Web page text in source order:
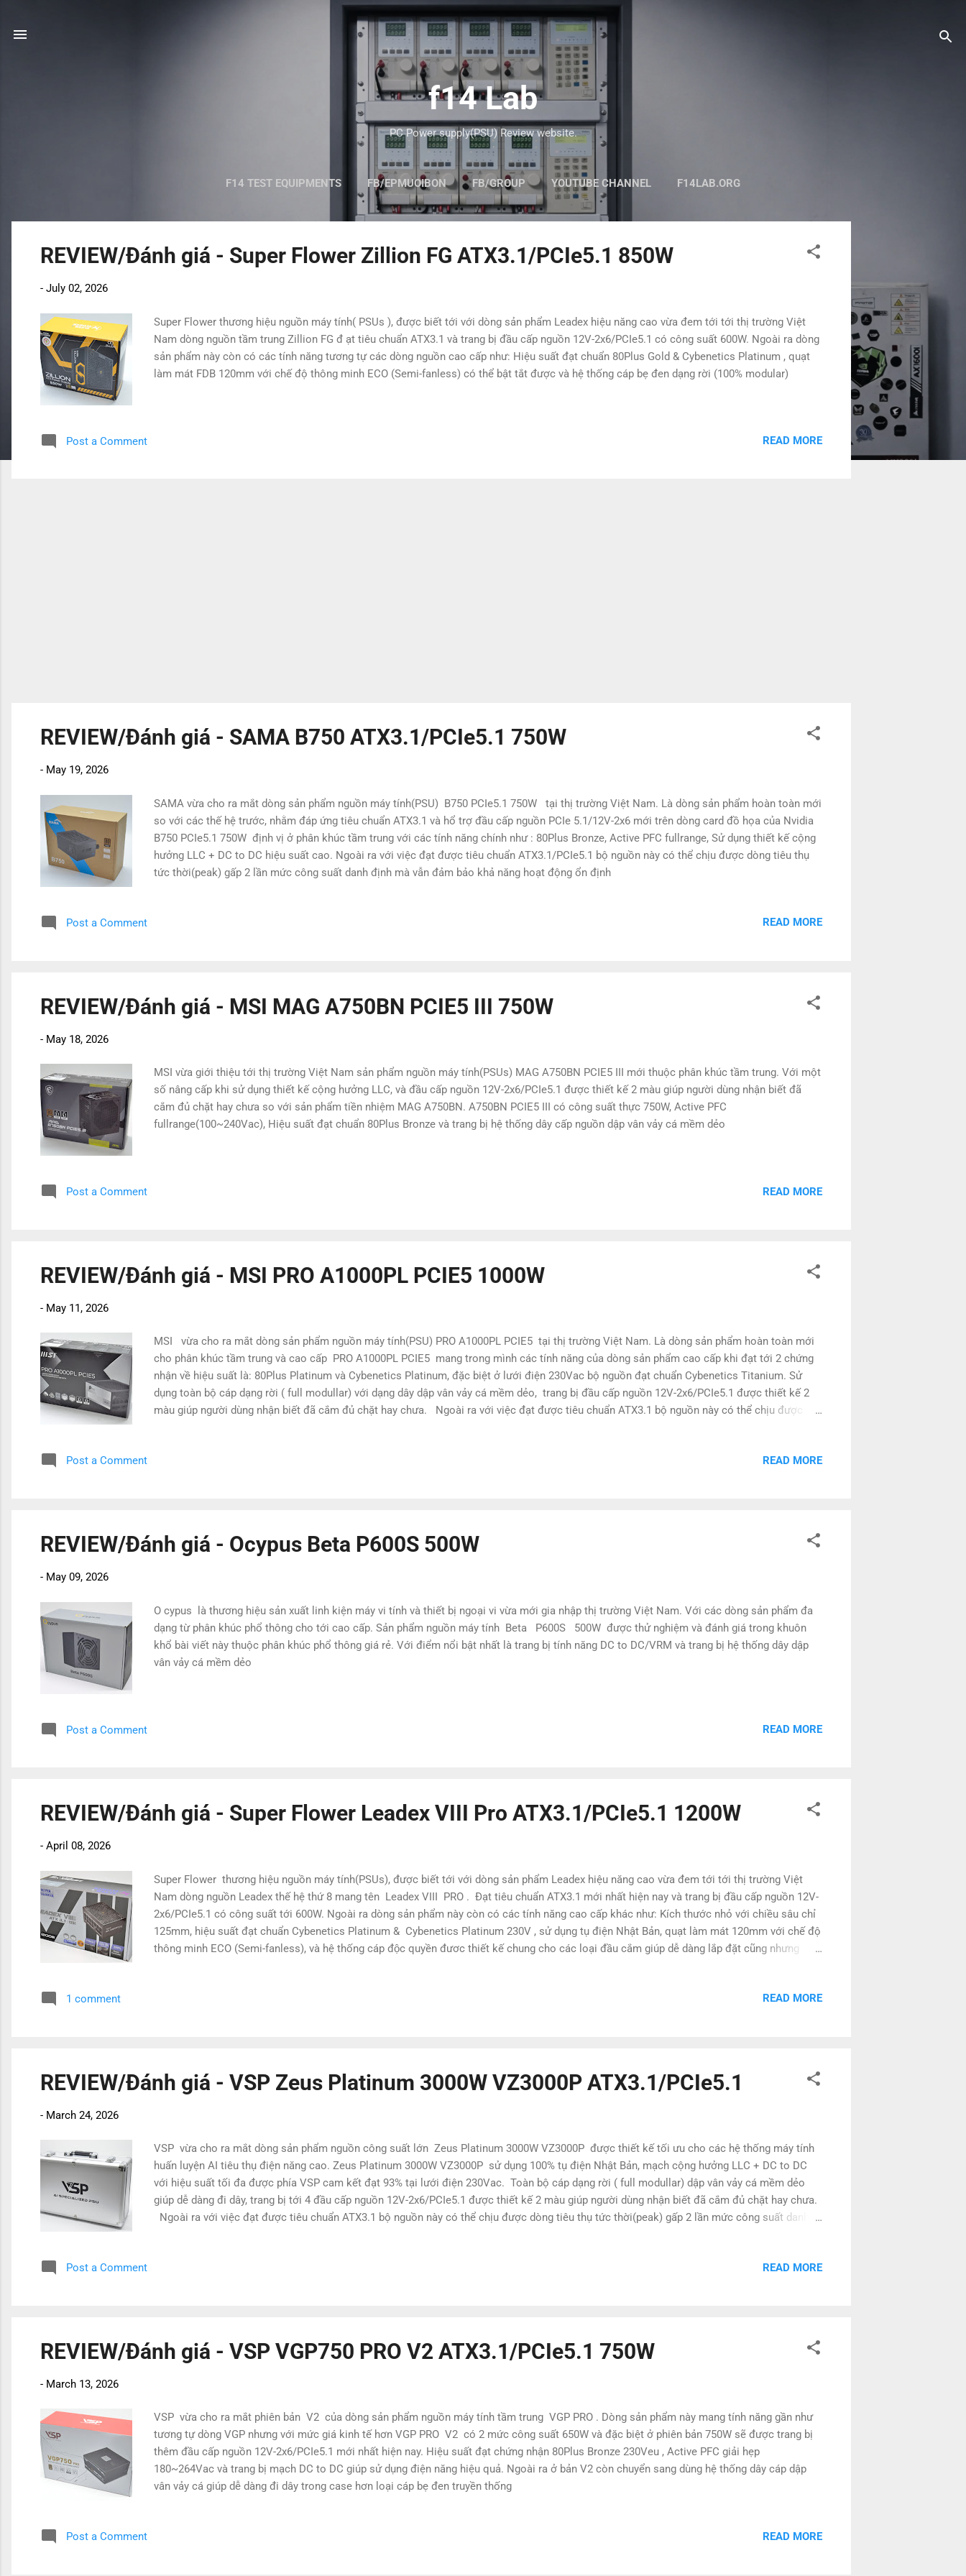
Skip to main content
f14 Lab
PC Power supply(PSU) Review website.
F14 TEST EQUIPMENTS FB/EPMUOIBON FB/GROUP YOUTUBE CHANNEL F14LAB.ORG
REVIEW/Đánh giá - Super Flower Zillion FG ATX3.1/PCIe5.1 850W
- July 02, 2026
Super Flower thương hiệu nguồn máy tính( PSUs ), được biết tới với dòng sản phẩm Leadex hiệu năng cao vừa đem tới tới thị trường Việt
Nam dòng nguồn tầm trung Zillion FG đ ạt tiêu chuẩn ATX3.1 và trang bị đầu cấp nguồn 12V-2x6/PCIe5.1 có công suất 600W. Ngoài ra dòng
sản phẩm này còn có các tính năng tương tự các dòng nguồn cao cấp như: Hiệu suất đạt chuẩn 80Plus Gold & Cybenetics Platinum , quạt
làm mát FDB 120mm với chế độ thông minh ECO (Semi-fanless) có thể bật tắt được và hệ thống cáp bẹ đen dạng rời (100% modular)
Post a Comment READ MORE
REVIEW/Đánh giá - SAMA B750 ATX3.1/PCIe5.1 750W
- May 19, 2026
SAMA vừa cho ra mắt dòng sản phẩm nguồn máy tính(PSU) B750 PCIe5.1 750W tại thị trường Việt Nam. Là dòng sản phẩm hoàn toàn mới
so với các thế hệ trước, nhằm đáp ứng tiêu chuẩn ATX3.1 và hổ trợ đầu cấp nguồn PCIe 5.1/12V-2x6 mới trên dòng card đồ họa của Nvidia
B750 PCIe5.1 750W định vị ở phân khúc tầm trung với các tính năng chính như : 80Plus Bronze, Active PFC fullrange, Sử dụng thiết kế cộng
hưởng LLC + DC to DC hiệu suất cao. Ngoài ra với việc đạt được tiêu chuẩn ATX3.1/PCIe5.1 bộ nguồn này có thể chịu được dòng tiêu thụ
tức thời(peak) gấp 2 lần mức công suất danh định mà vẫn đảm bảo khả năng hoạt động ổn định
Post a Comment READ MORE
REVIEW/Đánh giá - MSI MAG A750BN PCIE5 III 750W
- May 18, 2026
MSI vừa giới thiệu tới thị trường Việt Nam sản phẩm nguồn máy tính(PSUs) MAG A750BN PCIE5 III mới thuộc phân khúc tầm trung. Với một
số nâng cấp khi sử dụng thiết kế cộng hưởng LLC, và đầu cấp nguồn 12V-2x6/PCIe5.1 được thiết kế 2 màu giúp người dùng nhận biết đã
cắm đủ chặt hay chưa so với sản phẩm tiền nhiệm MAG A750BN. A750BN PCIE5 III có công suất thực 750W, Active PFC
fullrange(100~240Vac), Hiệu suất đạt chuẩn 80Plus Bronze và trang bị hệ thống dây cấp nguồn dập vân vảy cá mềm dẻo
Post a Comment READ MORE
REVIEW/Đánh giá - MSI PRO A1000PL PCIE5 1000W
- May 11, 2026
MSI vừa cho ra mắt dòng sản phẩm nguồn máy tính(PSU) PRO A1000PL PCIE5 tại thị trường Việt Nam. Là dòng sản phẩm hoàn toàn mới
cho phân khúc tầm trung và cao cấp PRO A1000PL PCIE5 mang trong mình các tính năng của dòng sản phẩm cao cấp khi đạt tới 2 chứng
nhận về hiệu suất là: 80Plus Platinum và Cybenetics Platinum, đặc biệt ở lưới điện 230Vac bộ nguồn đạt chuẩn Cybenetics Titanium. Sử
dụng toàn bộ cáp dạng rời ( full modullar) với dạng dây dập vân vảy cá mềm dẻo, trang bị đầu cấp nguồn 12V-2x6/PCIe5.1 được thiết kế 2
màu giúp người dùng nhận biết đã cắm đủ chặt hay chưa. Ngoài ra với việc đạt được tiêu chuẩn ATX3.1 bộ nguồn này có thể chịu được
Post a Comment READ MORE
REVIEW/Đánh giá - Ocypus Beta P600S 500W
- May 09, 2026
O cypus là thương hiệu sản xuất linh kiện máy vi tính và thiết bị ngoại vi vừa mới gia nhập thị trường Việt Nam. Với các dòng sản phẩm đa
dạng từ phân khúc phổ thông cho tới cao cấp. Sản phẩm nguồn máy tính Beta P600S 500W được thử nghiệm và đánh giá trong khuôn
khổ bài viết này thuộc phân khúc phổ thông giá rẻ. Với điểm nổi bật nhất là trang bị tính năng DC to DC/VRM và trang bị hệ thống dây dập
vân vảy cá mềm dẻo
Post a Comment READ MORE
REVIEW/Đánh giá - Super Flower Leadex VIII Pro ATX3.1/PCIe5.1 1200W
- April 08, 2026
Super Flower thương hiệu nguồn máy tính(PSUs), được biết tới với dòng sản phẩm Leadex hiệu năng cao vừa đem tới tới thị trường Việt
Nam dòng nguồn Leadex thế hệ thứ 8 mang tên Leadex VIII PRO . Đạt tiêu chuẩn ATX3.1 mới nhất hiện nay và trang bị đầu cấp nguồn 12V-
2x6/PCIe5.1 có công suất tới 600W. Ngoài ra dòng sản phẩm này còn có các tính năng cao cấp khác như: Kích thước nhỏ với chiều sâu chỉ
125mm, hiệu suất đạt chuẩn Cybenetics Platinum & Cybenetics Platinum 230V , sử dụng tụ điện Nhật Bản, quạt làm mát 120mm với chế độ
thông minh ECO (Semi-fanless), và hệ thống cáp độc quyền đươc thiết kế chung cho các loại đầu cắm giúp dễ dàng lắp đặt cũng nhưng
1 comment READ MORE
REVIEW/Đánh giá - VSP Zeus Platinum 3000W VZ3000P ATX3.1/PCIe5.1
- March 24, 2026
VSP vừa cho ra mắt dòng sản phẩm nguồn công suất lớn Zeus Platinum 3000W VZ3000P được thiết kế tối ưu cho các hệ thống máy tính
huấn luyện AI tiêu thụ điện năng cao. Zeus Platinum 3000W VZ3000P sử dụng 100% tụ điện Nhật Bản, mạch cộng hưởng LLC + DC to DC
với hiệu suất tối đa được phía VSP cam kết đạt 93% tại lưới điện 230Vac. Toàn bộ cáp dạng rời ( full modullar) dập vân vảy cá mềm dẻo
giúp dễ dàng đi dây, trang bị tới 4 đầu cấp nguồn 12V-2x6/PCIe5.1 được thiết kế 2 màu giúp người dùng nhận biết đã cắm đủ chặt hay chưa.
Ngoài ra với việc đạt được tiêu chuẩn ATX3.1 bộ nguồn này có thể chịu được dòng tiêu thụ tức thời(peak) gấp 2 lần mức công suất danh
Post a Comment READ MORE
REVIEW/Đánh giá - VSP VGP750 PRO V2 ATX3.1/PCIe5.1 750W
- March 13, 2026
VSP vừa cho ra mắt phiên bản V2 của dòng sản phẩm nguồn máy tính tầm trung VGP PRO . Dòng sản phẩm này mang tính năng gần như
tương tự dòng VGP nhưng với mức giá kinh tế hơn VGP PRO V2 có 2 mức công suất 650W và đặc biệt ở phiên bản 750W sẽ được trang bị
thêm đầu cấp nguồn 12V-2x6/PCIe5.1 mới nhất hiện nay. Hiệu suất đạt chứng nhận 80Plus Bronze 230Veu , Active PFC giải hẹp
180~264Vac và trang bị mạch DC to DC giúp sử dụng điện năng hiệu quả. Ngoài ra ở bản V2 còn chuyển sang dùng hệ thống dây cáp dập
vân vảy cá giúp dễ dàng đi dây trong case hơn loại cáp bẹ đen truyền thống
Post a Comment READ MORE